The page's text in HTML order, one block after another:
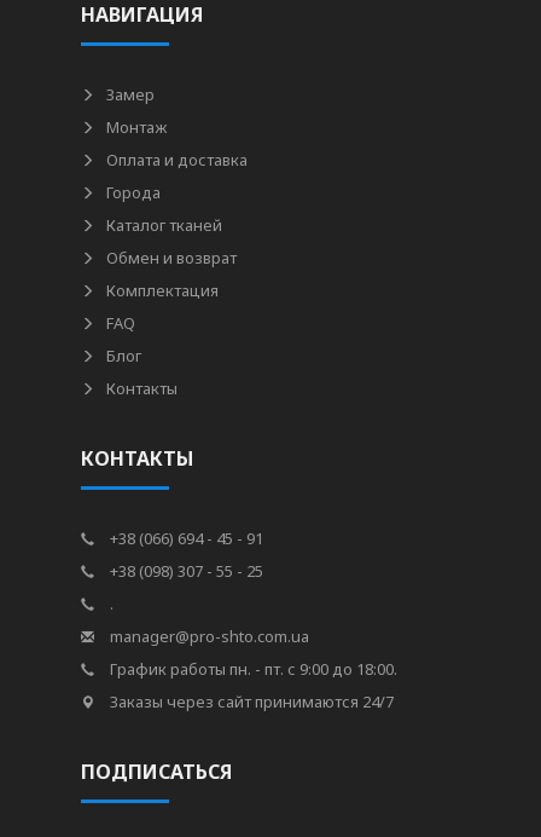
НАВИГАЦИЯ
Замер
Монтаж
Оплата и доставка
Города
Каталог тканей
Обмен и возврат
Комплектация
FAQ
Блог
Контакты
КОНТАКТЫ
+38 (066) 694 - 45 - 91
+38 (098) 307 - 55 - 25
.
manager@pro-shto.com.ua
График работы пн. - пт. с 9:00 до 18:00.
Заказы через сайт принимаются 24/7
ПОДПИСАТЬСЯ